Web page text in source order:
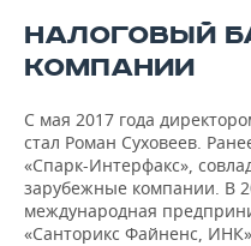
НАЛОГОВЫЙ
КОМПАНИИ
С мая 2017 года
стал Роман Суховеев.
«Спарк-Интерфакс»,
зарубежные компании. В
международная
«Санторикс Файненс,